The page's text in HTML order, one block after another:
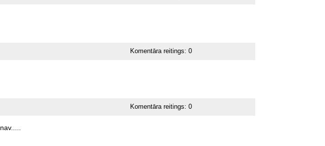
Komentāra reitings:0
Komentāra reitings:0
nav.....